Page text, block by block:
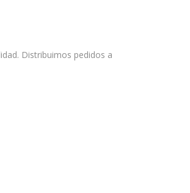
Distribuimos pedidos a